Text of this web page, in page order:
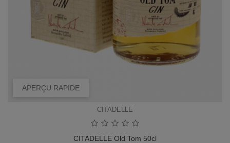
APERÇU RAPIDE
CITADELLE
CITADELLE Old Tom 50cl